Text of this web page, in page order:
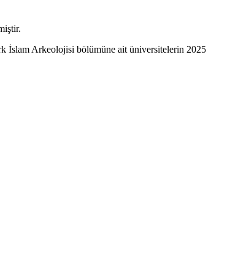
İslam Arkeolojisi bölümüne ait üniversitelerin 2025